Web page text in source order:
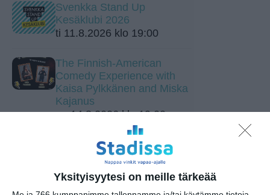
Yksityisyytesi on meille tärkeää
Svenkka Stand Up
Kesäklubi 2026
ti 11.8.2026 klo 19:00
The Finnish-American
Comedy Experience with
Kaisa Pylkkänen and Miska
Kajanus
pe 14.8.2026 klo 19:00
Munkkiklubi – stand-up -ilta
ravintola Ukko-Munkissa
la 15.8.2026 klo 19:00